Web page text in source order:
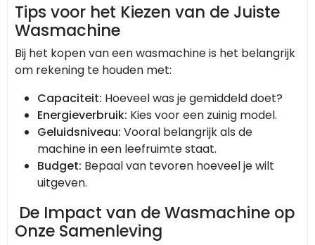
Tips voor het Kiezen van de Juiste
Wasmachine
Bij het kopen van een wasmachine is het belangrijk
om rekening te houden met:
Capaciteit: Hoeveel was je gemiddeld doet?
Energieverbruik: Kies voor een zuinig model.
Geluidsniveau: Vooral belangrijk als de
machine in een leefruimte staat.
Budget: Bepaal van tevoren hoeveel je wilt
uitgeven.
De Impact van de Wasmachine op
Onze Samenleving